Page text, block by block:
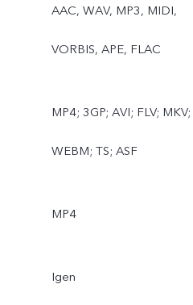
AAC, WAV, MP3, MIDI,
VORBIS, APE, FLAC
MP4; 3GP; AVI; FLV; MKV;
WEBM; TS; ASF
MP4
Igen